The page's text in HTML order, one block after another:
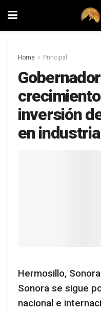
Home Principal
inversión
en
Hermosillo,
Sonora se sigue
nacional e